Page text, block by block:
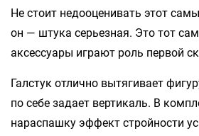
Не стоит недооценивать этот
он — штука серьезная. Это тот
аксессуары играют роль первой
Галстук отлично вытягивает
по себе задает вертикаль. В
нараспашку эффект стройности